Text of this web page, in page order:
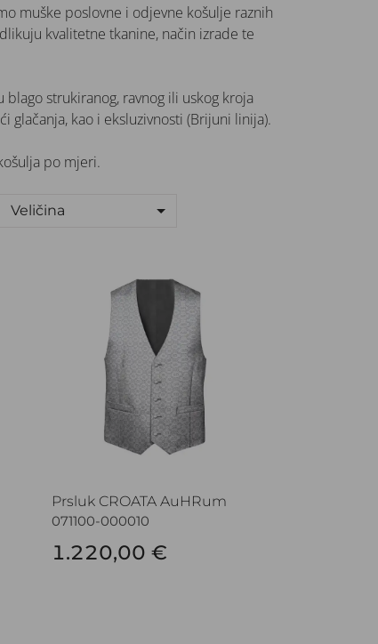
muške poslovne i odjevne košulje raznih
kvalitetne tkanine, način izrade te
strukiranog, ravnog ili uskog kroja
glačanja, kao i eksluzivnosti (Brijuni linija).
po mjeri.
Veličina
Prsluk CROATA AuHRum
071100-000010
1.220,00 €